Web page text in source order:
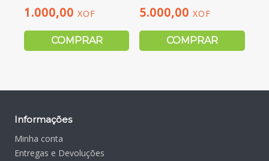
1.000,00 XOF
COMPRAR
5.000,00XOF
COMPRAR
Informações
Minha conta
Entregas e Devoluções